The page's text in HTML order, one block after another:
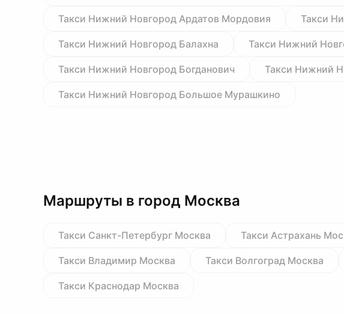
Такси Нижний Новгород Ардатов Мордовия Такси
Такси Нижний Новгород Балахна Такси Нижний
Такси Нижний Новгород Богданович Такси Нижний
Такси Нижний Новгород Большое Мурашкино
Маршруты в город Москва
Такси Санкт-Петербург Москва Такси Астрахань
Такси Владимир Москва Такси Волгоград Москва
Такси Краснодар Москва